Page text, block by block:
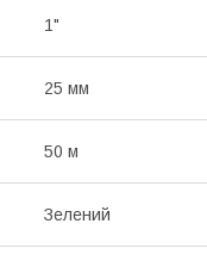
1"
25 мм
50 м
Зелений